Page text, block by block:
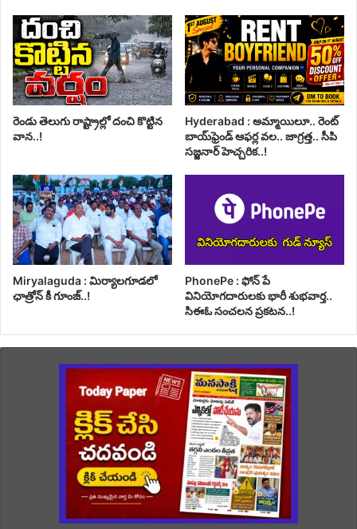
రెండు తెలుగు రాష్ట్రాల్లో దంచి కొట్టిన
వాన..!
Hyderabad : అమ్మాయిలూ.. రెంట్
బాయ్‌ఫ్రెండ్ ఆఫర్ల వల.. జాగ్రత్త.. సీపి
సజ్జనార్ హెచ్చరిక..!
Miryalaguda : మిర్యాలగూడలో
ఛాత్రోన్ కీ గూంజ్..!
PhonePe : ఫోన్ పే
వినియోగదారులకు భారీ శుభవార్త..
సిఈఓ సంచలన ప్రకటన..!